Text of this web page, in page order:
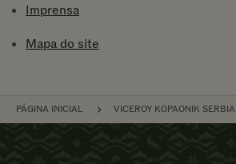
Imprensa
Mapa do site
NAVEGAÇÃO
PÁGINA INICIAL VICEROY KOPAONIK SERBIA